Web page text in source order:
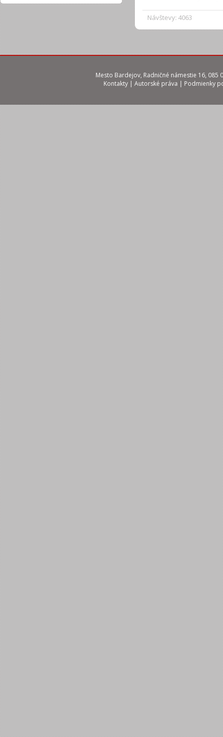
Návštevy: 4063
Mesto Bardejov, Radničné námestie 16, 085
Kontakty | Autorské práva | Podmienky